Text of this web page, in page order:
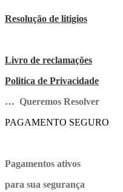
Resolução de litigios
Livro de reclamações
Politica de Privacidade
… Queremos Resolver
PAGAMENTO SEGURO
Pagamentos ativos
para sua segurança